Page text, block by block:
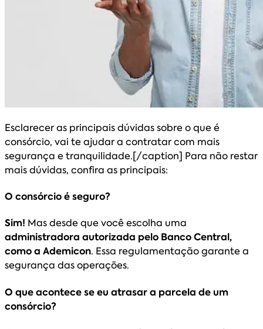
Esclarecer as principais dúvidas sobre o que é
consórcio, vai te ajudar a contratar com mais
segurança e tranquilidade.[/caption] Para não restar
mais dúvidas, confira as principais:
O consórcio é seguro?
Sim! Mas desde que você escolha uma
administradora autorizada pelo Banco Central,
como a Ademicon. Essa regulamentação garante a
segurança das operações.
O que acontece se eu atrasar a parcela de um
consórcio?